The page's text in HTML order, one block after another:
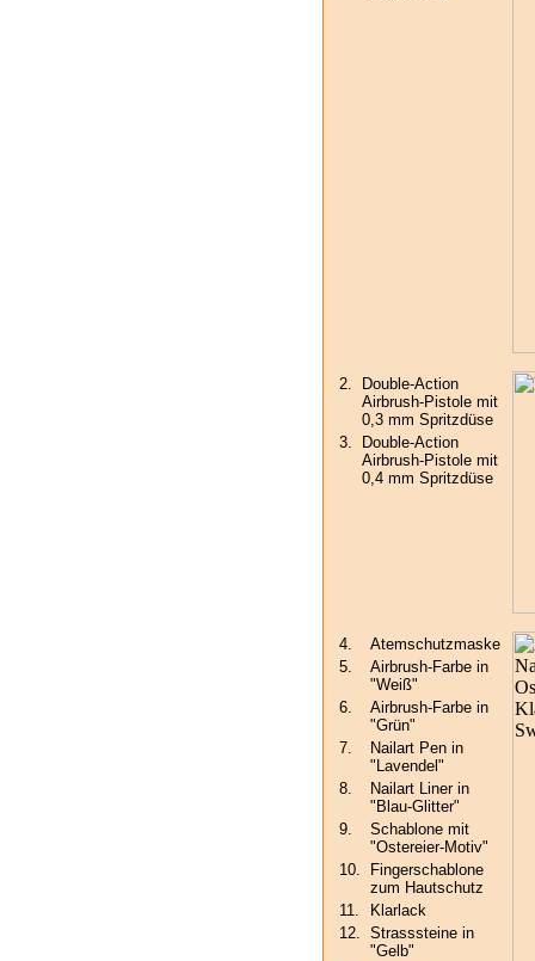
2.
Double-Action
Airbrush-Pistole mit
0,3 mm Spritzdüse
3.
Double-Action
Airbrush-Pistole mit
0,4 mm Spritzdüse
4.
Atemschutzmaske
5.
Airbrush-Farbe in
"Weiß"
6.
Airbrush-Farbe in
"Grün"
7.
Nailart Pen in
"Lavendel"
8.
Nailart Liner in
"Blau-Glitter"
9.
Schablone mit
"Ostereier-Motiv"
10.
Fingerschablone
zum Hautschutz
11.
Klarlack
12. Strasssteine in
"Gelb"